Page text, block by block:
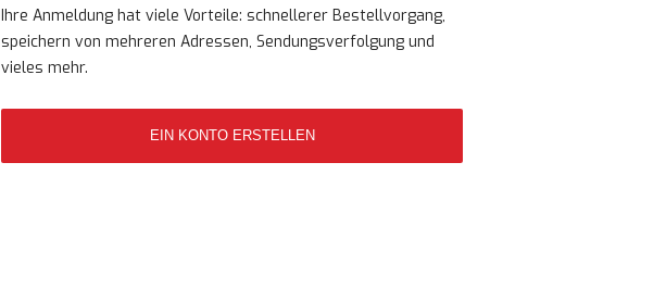
Ihre Anmeldung hat viele Vorteile: schnellerer Bestellvorgang,
speichern von mehreren Adressen, Sendungsverfolgung und
vieles mehr.
EIN KONTO ERSTELLEN